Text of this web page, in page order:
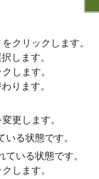
をクリックします。
します。
します。
ります。
更します。
いる状態です。
ている状態です。
します。